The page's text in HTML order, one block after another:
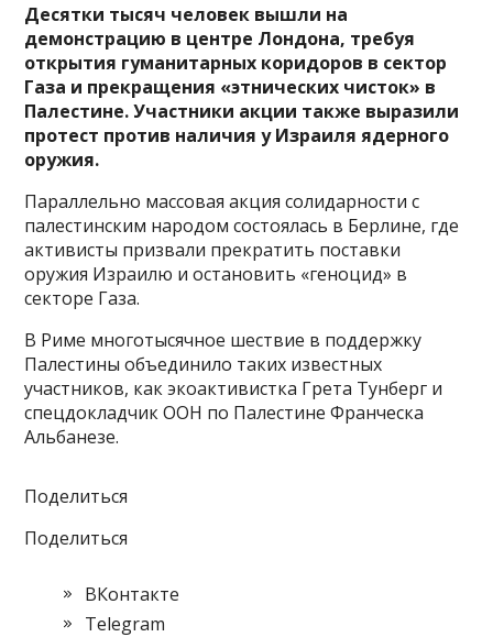
Десятки тысяч человек вышли на
демонстрацию в центре Лондона, требуя
открытия гуманитарных коридоров в сектор
Газа и прекращения «этнических чисток» в
Палестине. Участники акции также выразили
протест против наличия у Израиля ядерного
оружия.
Параллельно массовая акция солидарности с
палестинским народом состоялась в Берлине, где
активисты призвали прекратить поставки
оружия Израилю и остановить «геноцид» в
секторе Газа.
В Риме многотысячное шествие в поддержку
Палестины объединило таких известных
участников, как экоактивистка Грета Тунберг и
спецдокладчик ООН по Палестине Франческа
Альбанезе.
Поделиться
Поделиться
ВКонтакте
Telegram